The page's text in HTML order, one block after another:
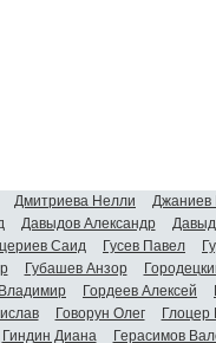
Дмитриева Нелли Джаниев
Давыдов Александр
Саид Гусев Павел
Губашев Анзор
Гордеев Алексей
Говорун Олег
Гиндин Диана Герасимов